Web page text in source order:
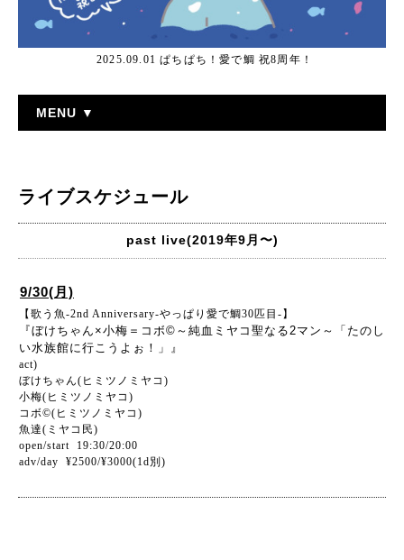
2025.09.01 ぱちぱち！愛で鯛 祝8周年！
MENU ▼
ライブスケジュール
past live(2019年9月〜)
9/30(月)
【歌う魚-2nd Anniversary-やっぱり愛で鯛30匹目-】
『ぼけちゃん×小梅＝コボ©～純血ミヤコ聖なる2マン～「たのし
い水族館に行こうよぉ！」』
act)
ぼけちゃん(ヒミツノミヤコ)
小梅(ヒミツノミヤコ)
コボ©(ヒミツノミヤコ)
魚達(ミヤコ民)
open/start 19:30/20:00
adv/day ¥2500/¥3000(1d別)